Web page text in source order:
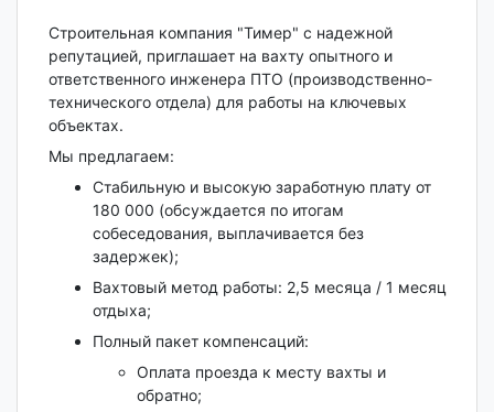
Строительная компания "Тимер" с надежной
репутацией, приглашает на вахту опытного и
ответственного инженера ПТО (производственно-
технического отдела) для работы на ключевых
объектах.
Мы предлагаем:
Стабильную и высокую заработную плату от
180 000 (обсуждается по итогам
собеседования, выплачивается без
задержек);
Вахтовый метод работы: 2,5 месяца / 1 месяц
отдыха;
Полный пакет компенсаций:
Оплата проезда к месту вахты и
обратно;